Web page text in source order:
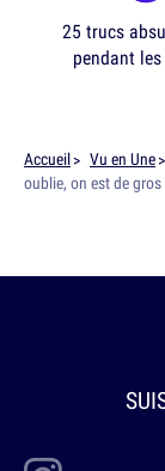
25 trucs
pendant
Accueil Vu en Une
oublie, on est de